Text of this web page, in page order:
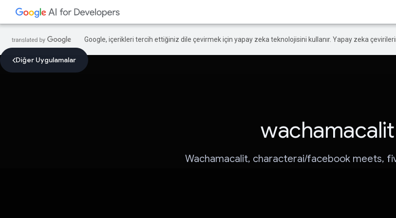
Google, içerikleri tercih ettiğiniz dile çevirmek için yapay zeka teknolojisini kullanır. Yapay zeka
Diğer Uygulamalar
wachamacalit
Wachamacalit, characterai/facebook meets,